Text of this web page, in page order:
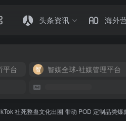
头条资讯 海外
平台
智媒全球-社媒管理平台
社死整蛊文化出圈 带动 POD 定制品类爆